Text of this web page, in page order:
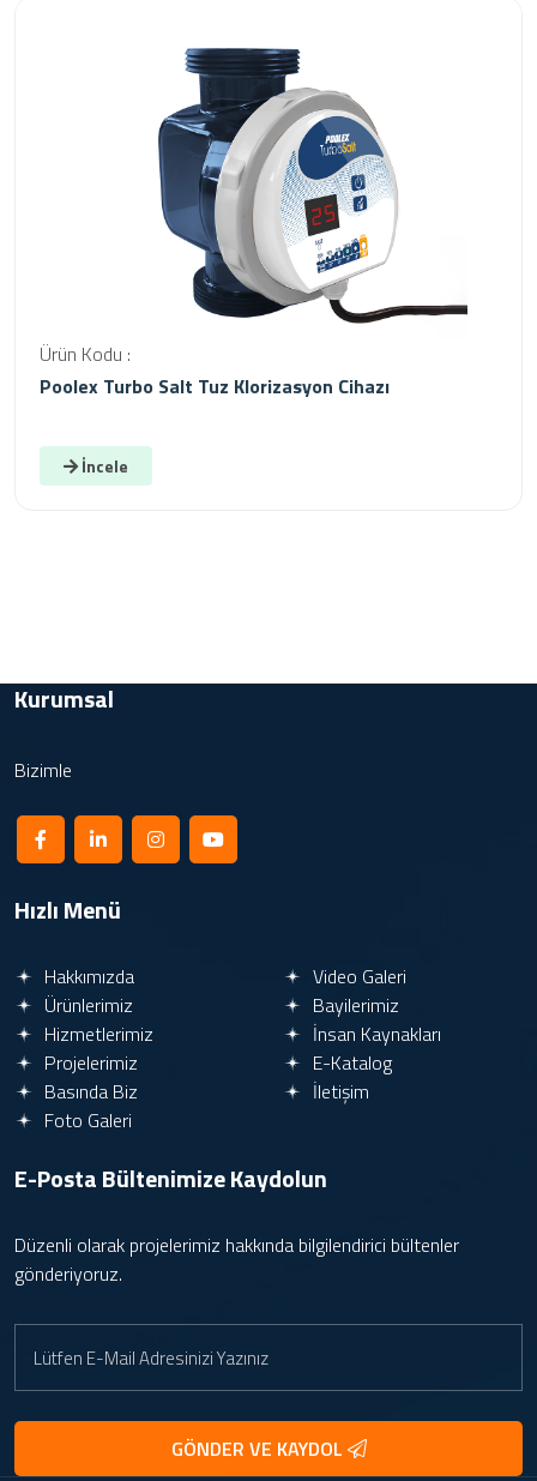
Ürün Kodu :
Poolex Turbo Salt Tuz Klorizasyon Cihazı
İncele
Kurumsal
Bizimle
Hızlı Menü
Hakkımızda
Ürünlerimiz
Hizmetlerimiz
Projelerimiz
Basında Biz
Foto Galeri
Video Galeri
Bayilerimiz
İnsan Kaynakları
E-Katalog
İletişim
E-Posta BültenimizeKaydolun
Düzenli olarak projelerimiz hakkında bilgilendirici bültenler
gönderiyoruz.
GÖNDER VE KAYDOL